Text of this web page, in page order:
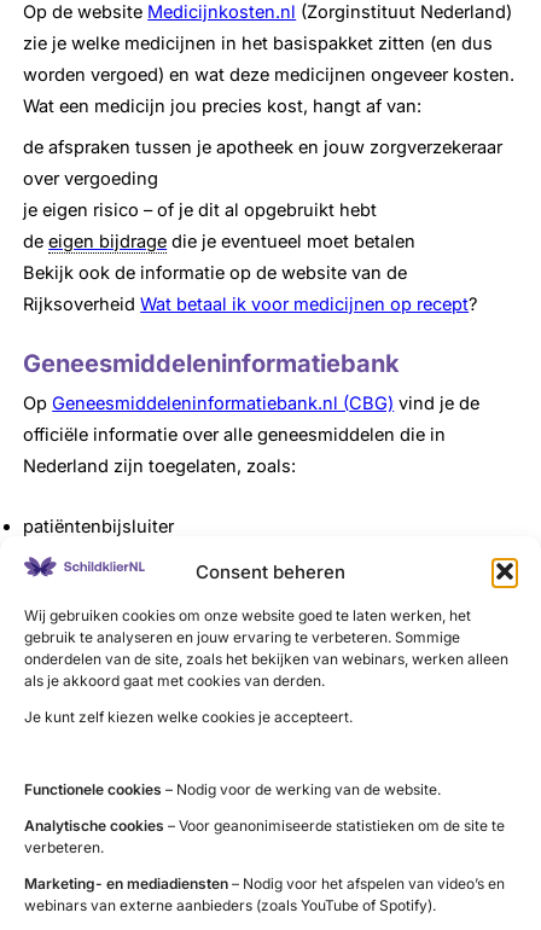
Consent beheren
Wij gebruiken cookies om onze website goed te laten werken, het
gebruik te analyseren en jouw ervaring te verbeteren. Sommige
onderdelen van de site, zoals het bekijken van webinars, werken alleen
als je akkoord gaat met cookies van derden.
Je kunt zelf kiezen welke cookies je accepteert.
Functionele cookies – Nodig voor de werking van de website.
Analytische cookies – Voor geanonimiseerde statistieken om de site te
verbeteren.
Marketing- en mediadiensten – Nodig voor het afspelen van video’s en
webinars van externe aanbieders (zoals YouTube of Spotify).
Op de website Medicijnkosten.nl (Zorginstituut Nederland)
zie je welke medicijnen in het basispakket zitten (en dus
worden vergoed) en wat deze medicijnen ongeveer kosten.
Wat een medicijn jou precies kost, hangt af van:
de afspraken tussen je apotheek en jouw zorgverzekeraar
over vergoeding
je eigen risico – of je dit al opgebruikt hebt
deeigen bijdrage die je eventueel moet betalen
Bekijk ook de informatie op de website van de
RijksoverheidWat betaal ik voor medicijnen op recept?
Geneesmiddeleninformatiebank
OpGeneesmiddeleninformatiebank.nl (CBG) vind je de
officiële informatie over alle geneesmiddelen die in
Nederland zijn toegelaten, zoals:
patiëntenbijsluiter
samenvatting van de productkenmerken (
Geneesmiddelgebruik rondom de
zwangerschap
Op de website vanLareb/TISstaat informatie afkomstig
van de Teratologie Informatie Service (TIS). De TIS is het
geneesmiddelgebruik op de zwangerschap, het ongeboren
kind en de borstvoeding.
Beschikbaarheid medicijnen
OpFarmanco.knmp.nl(KNMP) staat actuele informatie